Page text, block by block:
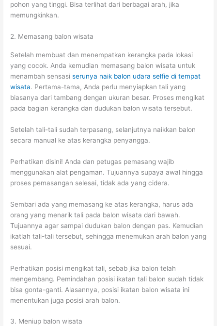
pohon yang tinggi. Bisa terlihat dari berbagai arah, jika
memungkinkan.
2. Memasang balon wisata
Setelah membuat dan menempatkan kerangka pada lokasi
yang cocok. Anda kemudian memasang balon wisata untuk
menambah sensasiserunya naik balon udara selfie di tempat
wisata. Pertama-tama, Anda perlu menyiapkan tali yang
biasanya dari tambang dengan ukuran besar. Proses mengikat
pada bagian kerangka dan dudukan balon wisata tersebut.
Setelah tali-tali sudah terpasang, selanjutnya naikkan balon
secara manual ke atas kerangka penyangga.
Perhatikan disini! Anda dan petugas pemasang wajib
menggunakan alat pengaman. Tujuannya supaya awal hingga
proses pemasangan selesai, tidak ada yang cidera.
Sembari ada yang memasang ke atas kerangka, harus ada
orang yang menarik tali pada balon wisata dari bawah.
Tujuannya agar sampai dudukan balon dengan pas. Kemudian
ikatlah tali-tali tersebut, sehingga menemukan arah balon yang
sesuai.
Perhatikan posisi mengikat tali, sebab jika balon telah
mengembang. Pemindahan posisi ikatan tali balon sudah tidak
bisa gonta-ganti. Alasannya, posisi ikatan balon wisata ini
menentukan juga posisi arah balon.
3. Meniup balon wisata